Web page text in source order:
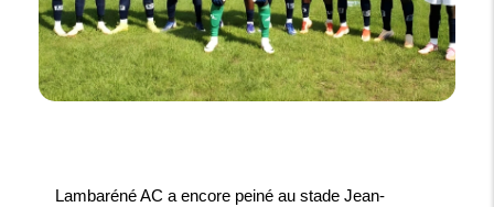
Lambaréné AC a encore peiné au stade Jean-